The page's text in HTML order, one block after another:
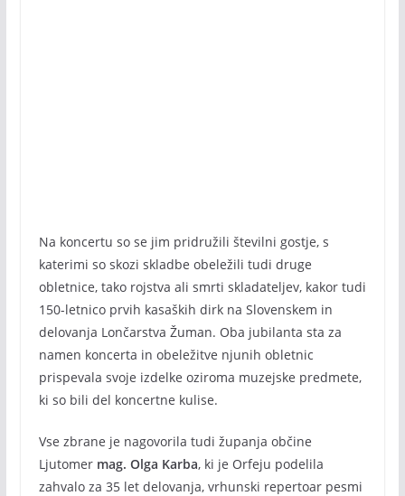
Na koncertu so se jim pridružili številni gostje, s
katerimi so skozi skladbe obeležili tudi druge
obletnice, tako rojstva ali smrti skladateljev, kakor tudi
150-letnico prvih kasaških dirk na Slovenskem in
delovanja Lončarstva Žuman. Oba jubilanta sta za
namen koncerta in obeležitve njunih obletnic
prispevala svoje izdelke oziroma muzejske predmete,
ki so bili del koncertne kulise.
Vse zbrane je nagovorila tudi županja občine
Ljutomer mag. Olga Karba, ki je Orfeju podelila
zahvalo za 35 let delovanja, vrhunski repertoar pesmi